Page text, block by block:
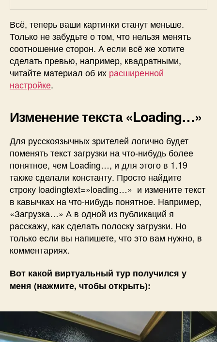
Всё, теперь ваши картинки станут меньше.
Только не забудьте о том, что нельзя менять
соотношение сторон. А если всё же хотите
сделать превью, например, квадратными,
читайте материал об их расширенной
настройке.
Изменение текста «Loading…»
Для русскоязычных зрителей логично будет
поменять текст загрузки на что-нибудь более
понятное, чем Loading…, и для этого в 1.19
также сделали константу. Просто найдите
строку loadingtext=»loading…» и измените текст
в кавычках на что-нибудь понятное. Например,
«Загрузка…» А в одной из публикаций я
расскажу, как сделать полоску загрузки. Но
только если вы напишете, что это вам нужно, в
комментариях.
Вот какой виртуальный тур получился у
меня (нажмите, чтобы открыть):